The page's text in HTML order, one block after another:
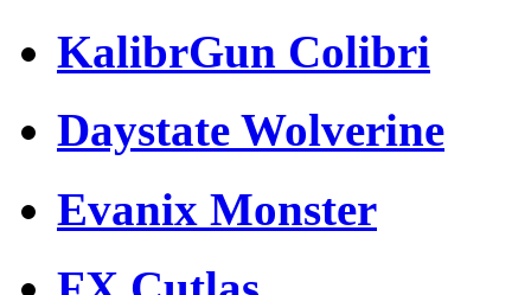
KalibrGun Colibri
Daystate Wolverine
Evanix Monster